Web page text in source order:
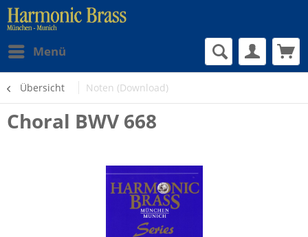
Menü
Übersicht Noten (Download)
Choral BWV 668